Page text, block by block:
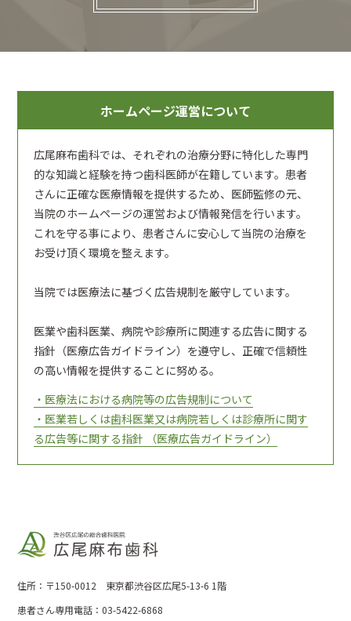
ホームページ運営について
広尾麻布歯科では、それぞれの治療分野に特化した専門
的な知識と経験を持つ歯科医師が在籍しています。患者
さんに正確な医療情報を提供するため、医師監修の元、
当院のホームページの運営および情報発信を行います。
これを守る事により、患者さんに安心して当院の治療を
お受け頂く環境を整えます。
当院では医療法に基づく広告規制を厳守しています。
医業や歯科医業、病院や診療所に関連する広告に関する
指針（医療広告ガイドライン）を遵守し、正確で信頼性
の高い情報を提供することに努める。
・医療法における病院等の広告規制について
・医業若しくは歯科医業又は病院若しくは診療所に関す
る広告等に関する指針 （医療広告ガイドライン）
住所：〒150-0012 東京都渋谷区広尾5-13-6 1階
患者さん専用電話：03-5422-6868